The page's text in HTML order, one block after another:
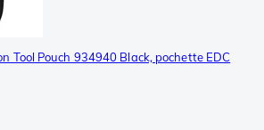
Tool Pouch 934940 Black, pochette EDC